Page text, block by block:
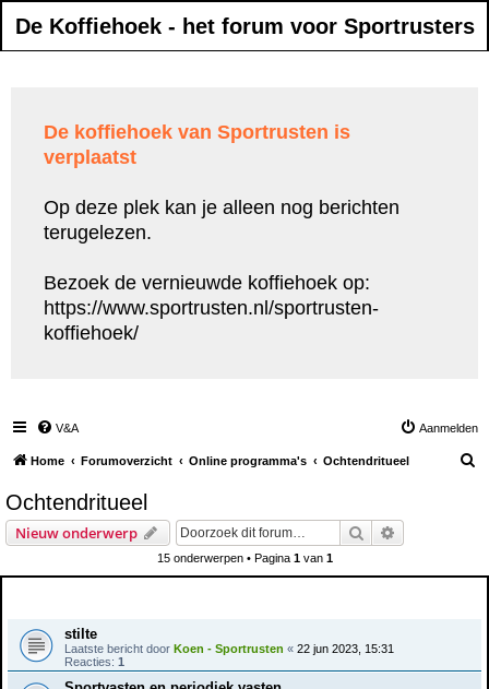
De Koffiehoek - het forum voor Sportrusters
De koffiehoek van Sportrusten is
verplaatst
Op deze plek kan je alleen nog berichten
terugelezen.
Bezoek de vernieuwde koffiehoek op:
https://www.sportrusten.nl/sportrusten-
koffiehoek/
V&A Aanmelden
Home Forumoverzicht Online programma's Ochtendritueel
Ochtendritueel
Nieuw onderwerp Zoek
15 onderwerpen • Pagina 1van 1
stilte
Laatste bericht door Koen - Sportrusten « 22 jun 2023, 15:31
Reacties: 1